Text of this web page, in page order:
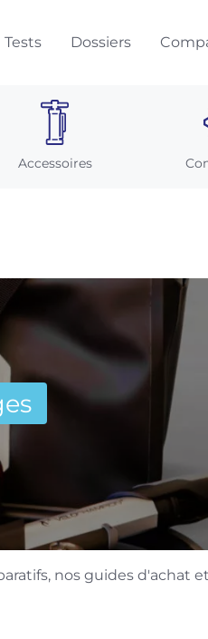
Tests Dossiers
Accessoires
nos guides d'achat